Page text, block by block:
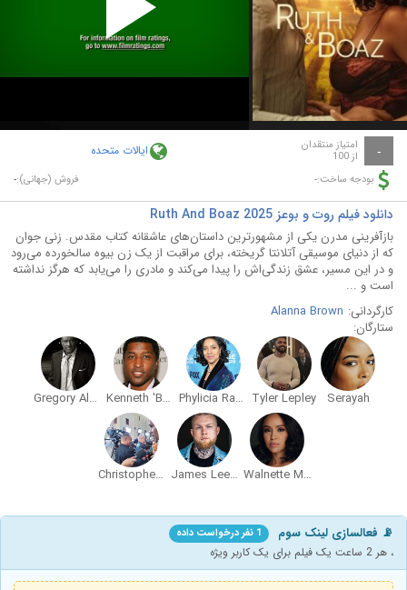
Play
Video
- امتیاز منتقدان
از 100 ایالات متحده
بودجه ساخت:- فروش (جهانی):-
دانلود فیلم روت و بوعز Ruth And Boaz 2025
بازآفرینی مدرن یکی از مشهورترین داستان‌های عاشقانه کتاب مقدس. زنی جوان
که از دنیای موسیقی آتلانتا گریخته، برای مراقبت از یک زن بیوه سالخورده می‌رود
و در این مسیر، عشق زندگی‌اش را پیدا می‌کند و مادری را می‌یابد که هرگز نداشته
است و ...
کارگردانی: Alanna Brown
ستارگان:
Serayah
Tyler Lepley
Phylicia Rashad
Kenneth 'Babyface' Edmonds
Gregory Alan Williams
Walnette Marie Santiago
James Lee Thomas
Christopher Broughton
📡 فعالسازی لینک سوم 1 نفر درخواست داده
، هر 2 ساعت یک فیلم برای یک کاربر ویژه